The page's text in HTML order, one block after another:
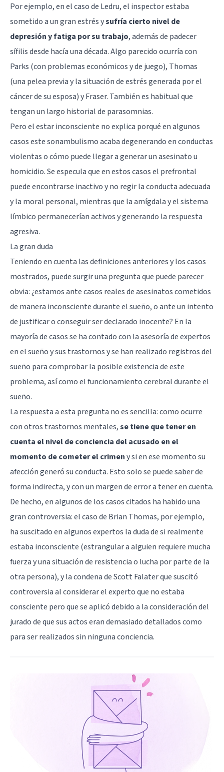
Por ejemplo, en el caso de Ledru, el inspector estaba
sometido a un gran estrés ysufría cierto nivel de
depresión y fatiga por su trabajo, además de padecer
sífilis desde hacía una década. Algo parecido ocurría con
Parks (con problemas económicos y de juego), Thomas
(una pelea previa y la situación de estrés generada por el
cáncer de su esposa) y Fraser. También es habitual que
tengan un largo historial de parasomnias.
Pero el estar inconsciente no explica porqué en algunos
casos este sonambulismo acaba degenerando en conductas
violentas o cómo puede llegar a generar un asesinato u
homicidio. Se especula que en estos casos el prefrontal
puede encontrarse inactivo y no regir la conducta adecuada
y la moral personal, mientras que la amígdala y el sistema
límbico permanecerían activos y generando la respuesta
agresiva.
La gran duda
Teniendo en cuenta las definiciones anteriores y los casos
mostrados, puede surgir una pregunta que puede parecer
obvia: ¿estamos ante casos reales de asesinatos cometidos
de manera inconsciente durante el sueño, o ante un intento
de justificar o conseguir ser declarado inocente? En la
mayoría de casos se ha contado con la asesoría de expertos
en el sueño y sus trastornos y se han realizado registros del
sueño para comprobar la posible existencia de este
problema, así como el funcionamiento cerebral durante el
sueño.
La respuesta a esta pregunta no es sencilla: como ocurre
con otros trastornos mentales,se tiene que tener en
cuenta el nivel de conciencia del acusado en el
momento de cometer el crimeny si en ese momento su
afección generó su conducta. Esto solo se puede saber de
forma indirecta, y con un margen de error a tener en cuenta.
De hecho, en algunos de los casos citados ha habido una
gran controversia: el caso de Brian Thomas, por ejemplo,
ha suscitado en algunos expertos la duda de si realmente
estaba inconsciente (estrangular a alguien requiere mucha
fuerza y una situación de resistencia o lucha por parte de la
otra persona), y la condena de Scott Falater que suscitó
controversia al considerar el experto que no estaba
consciente pero que se aplicó debido a la consideración del
jurado de que sus actos eran demasiado detallados como
para ser realizados sin ninguna conciencia.